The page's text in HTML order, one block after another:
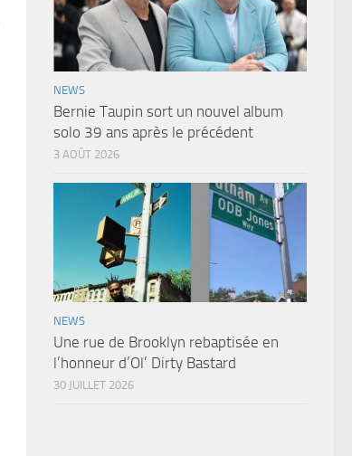
NEWS
Bernie Taupin sort un nouvel album
solo 39 ans après le précédent
3 AOÛT 2026
NEWS
Une rue de Brooklyn rebaptisée en
l’honneur d’Ol’ Dirty Bastard
30 JUILLET 2026